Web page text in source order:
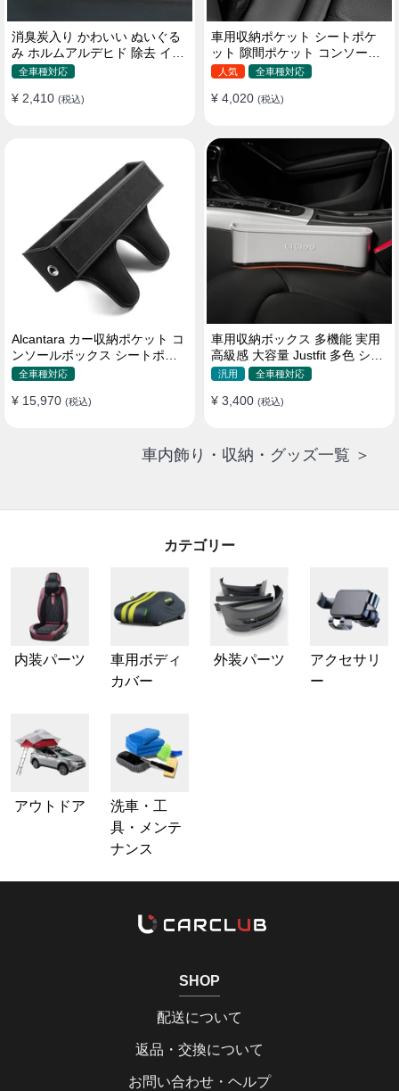
消臭炭入り かわいい ぬいぐる
み ホルムアルデヒド 除去 イン
テリア 贈り物
全車種対応
¥ 2,410 (税込)
車用収納ポケット シートポケ
ット 隙間ポケット コンソール
ボックス カー用品
人気 全車種対応
¥ 4,020 (税込)
Alcantara カー収納ポケット コ
ンソールボックス シートポケ
ット 隙間ポケットセット
全車種対応
¥ 15,970 (税込)
車用収納ボックス 多機能 実用
高級感 大容量 Justfit 多色 シー
トポケット ギャップ 隙間収納
汎用 全車種対応
¥ 3,400 (税込)
車内飾り・収納・グッズ一覧 ＞
カテゴリー
内装パーツ
車用ボディ
カバー
外装パーツ
アクセサリ
ー
アウトドア
洗車・工
具・メンテ
ナンス
SHOP
配送について
返品・交換について
お問い合わせ・ヘルプ